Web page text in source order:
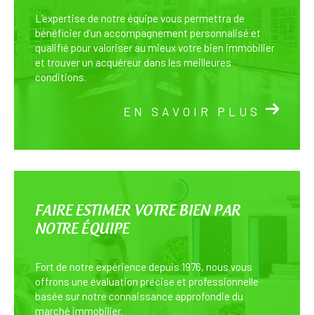
L’expertise de notre équipe vous permettra de
bénéficier d’un accompagnement personnalisé et
qualifié pour valoriser au mieux votre bien immobilier
et trouver un acquéreur dans les meilleures
conditions.
EN SAVOIR PLUS
FAIRE ESTIMER VOTRE BIEN PAR
NOTRE ÉQUIPE
Fort de notre expérience depuis 1976, nous vous
offrons une évaluation précise et professionnelle
basée sur notre connaissance approfondie du
marché immobilier.